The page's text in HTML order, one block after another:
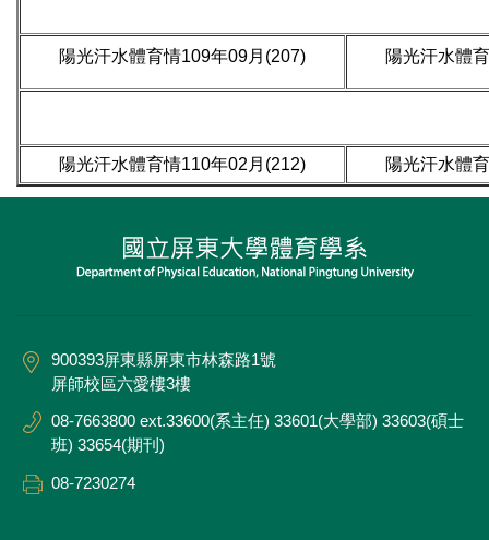
陽光汗水體育情109年09月(207) 陽光汗水體
陽光汗水體育情110年02月(212) 陽光汗水體
900393屏東縣屏東市林森路1號
屏師校區六愛樓3樓
08-7663800 ext.33600(系主任) 33601(大學部) 33603(碩士
班) 33654(期刊)
08-7230274